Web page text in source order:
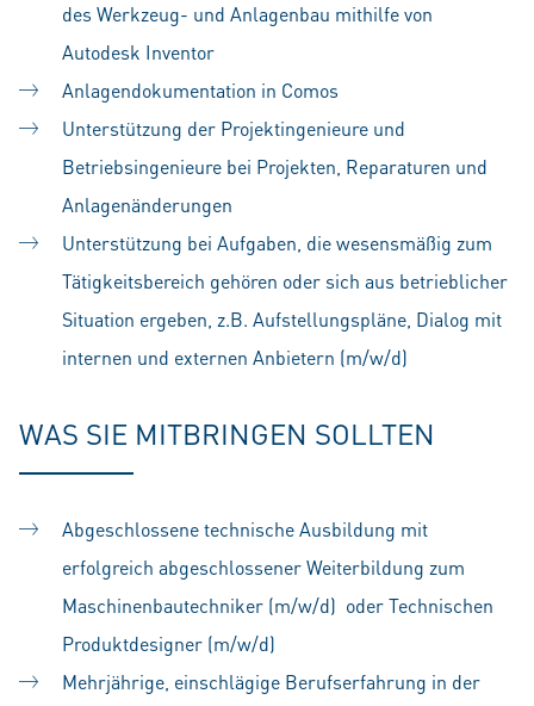
des Werkzeug- und Anlagenbau mithilfe von
Autodesk Inventor
Anlagendokumentation in Comos
Unterstützung der Projektingenieure und
Betriebsingenieure bei Projekten, Reparaturen und
Anlagenänderungen
Unterstützung bei Aufgaben, die wesensmäßig zum
Tätigkeitsbereich gehören oder sich aus betrieblicher
Situation ergeben, z.B. Aufstellungspläne, Dialog mit
internen und externen Anbietern (m/w/d)
WAS SIE MITBRINGEN SOLLTEN
Abgeschlossene technische Ausbildung mit
erfolgreich abgeschlossener Weiterbildung zum
Maschinenbautechniker (m/w/d) oder Technischen
Produktdesigner (m/w/d)
Mehrjährige, einschlägige Berufserfahrung in der